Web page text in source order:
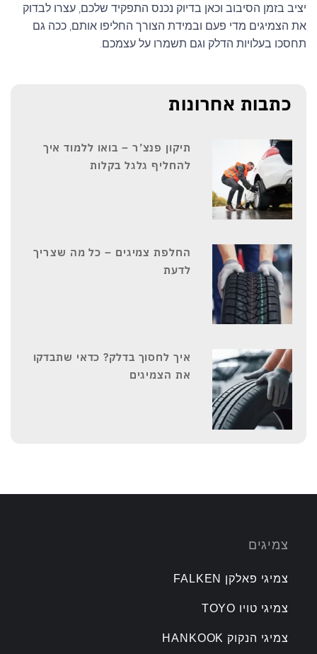
91
92
96
97
98
99/97
יציב בזמן הסיבוב וכאן בדיוק נכנס התפקיד שלכם, עצרו לבדוק
את הצמיגים מדי פעם ובמידת הצורך החליפו אותם, ככה גם
תחסכו בעלויות הדלק וגם תשמרו על עצמכם.
כתבות אחרונות
תיקון פנצ’ר – בואו ללמוד איך
להחליף גלגל בקלות
החלפת צמיגים – כל מה שצריך
לדעת
איך לחסוך בדלק? כדאי שתבדקו
את הצמיגים
צמיגים
צמיגי פאלקן FALKEN
צמיגי טויו TOYO
צמיגי הנקוק HANKOOK